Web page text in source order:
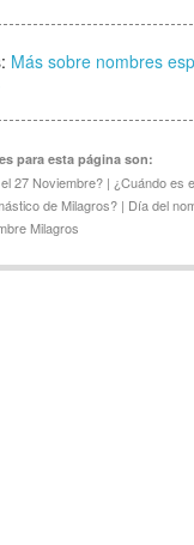
Más sobre nombres
para esta página son:
27 Noviembre? | ¿Cuándo es
de Milagros? | Día del
Milagros